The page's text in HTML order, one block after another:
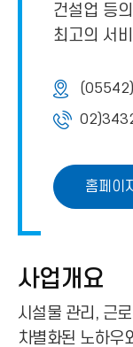
건설업 등
최고의 서
홈페이지
사업개요
시설물 관리, 근
차별화된 노하우